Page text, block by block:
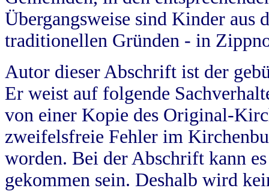
Übergangsweise sind Kinder aus
traditionellen Gründen - in
Autor dieser Abschrift ist der
Er weist auf folgende
von einer Kopie des Original-
zweifelsfreie Fehler im
worden. Bei der Abschrift kann
gekommen sein. Deshalb wird